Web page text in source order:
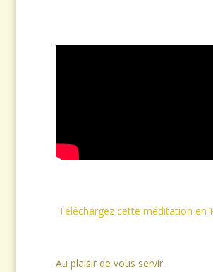
Téléchargez cette méditation en
Au plaisir de vous servir.